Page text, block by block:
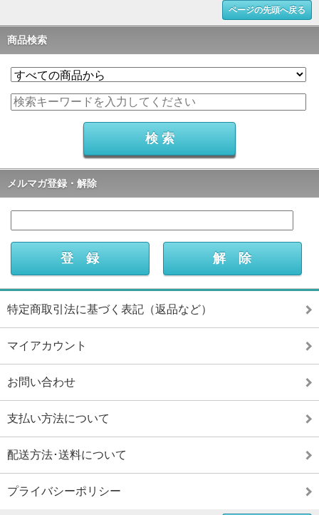
ページの先頭へ戻る
商品検索
メルマガ登録・解除
特定商取引法に基づく表記（返品など）
マイアカウント
お問い合わせ
支払い方法について
配送方法･送料について
プライバシーポリシー